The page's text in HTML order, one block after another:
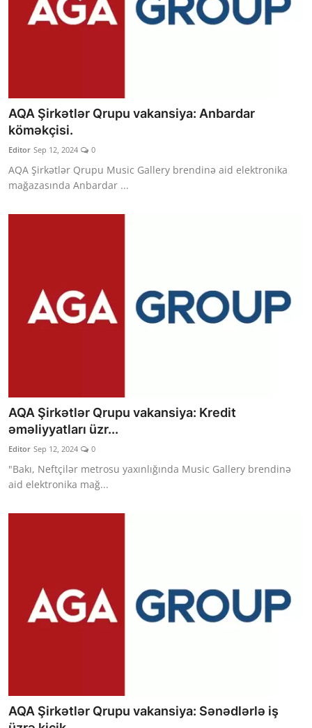
AQA Şirkətlər Qrupu vakansiya: Anbardar
köməkçisi.
Editor Sep 12, 2024 0
AQA Şirkətlər Qrupu Music Gallery brendinə aid elektronika
mağazasında Anbardar ...
AQA Şirkətlər Qrupu vakansiya: Kredit
əməliyyatları üzr...
Editor Sep 12, 2024 0
"Bakı, Neftçilər metrosu yaxınlığında Music Gallery brendinə
aid elektronika mağ...
AQA Şirkətlər Qrupu vakansiya: Sənədlərlə iş